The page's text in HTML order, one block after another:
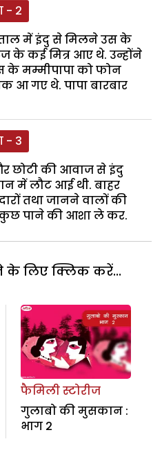
- 2
में इंदु से मिलने उस के
के कई मित्र आए थे. उन्होंने
के मम्मीपापा को फोन
आ गए थे. पापा बारबार
- 3
छोटी की आवाज से इंदु
में लौट आई थी. बाहर
तथा जानने वालों की
कुछ पाने की आशा ले कर.
के लिए क्लिक करें...
फैमिली स्टोरीज
गुलाबो की मुसकान :
भाग 2